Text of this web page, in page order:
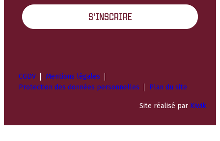
S'INSCRIRE
CGDV
Mentions légales
Protection des données personnelles
Plan du site
Site réalisé par Kiwik